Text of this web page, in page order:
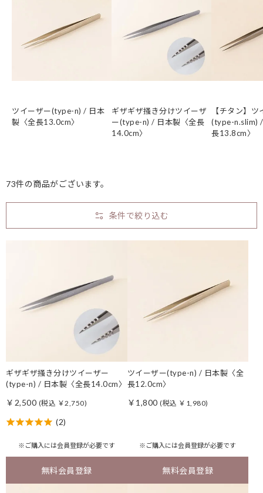
ツイーザー(type-n) / 日本
製〈全長13.0cm〉
ギザギザ掻き分けツイーザ
ー(type-n) / 日本製〈全長
14.0cm〉
【チタン】ツ
(type-n.slim)
長13.8cm〉
73件の商品がございます。
条件で絞り込む
ギザギザ掻き分けツイーザー
(type-n) / 日本製〈全長14.0cm〉
￥2,500 (税込 ￥2,750)
(2)
※ご購入には会員登録が必要です
無料会員登録
ツイーザー(type-n) / 日本製〈全
長12.0cm〉
￥1,800 (税込 ￥1,980)
※ご購入には会員登録が必要です
無料会員登録